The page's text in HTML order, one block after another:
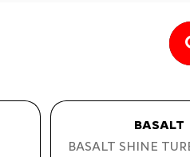
BASALT
BASALT SHINE